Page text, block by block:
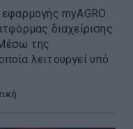
myAGRO
διαχείρισης
της
λειτουργεί υπό